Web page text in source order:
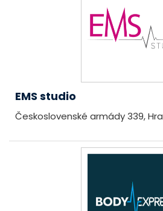
EMS studio
Československé armády 339,